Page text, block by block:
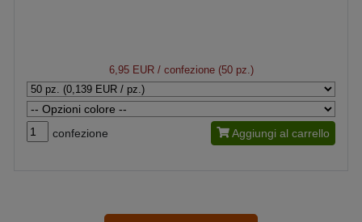
6,95 EUR/ confezione (50 pz.)
confezione Aggiungi al carrello